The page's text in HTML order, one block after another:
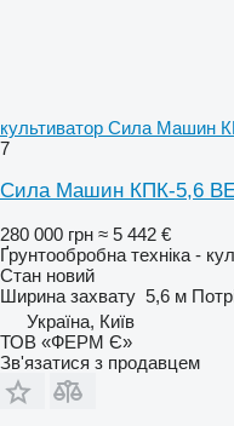
культиватор Сила Машин
7
Сила Машин КПК-5,6
280 000 грн ≈ 5 442 €
Ґрунтообробна техніка -
Стан новий
Ширина захвату 5,6 м
Україна, Київ
ТОВ «ФЕРМ Є»
Зв'язатися з продавцем